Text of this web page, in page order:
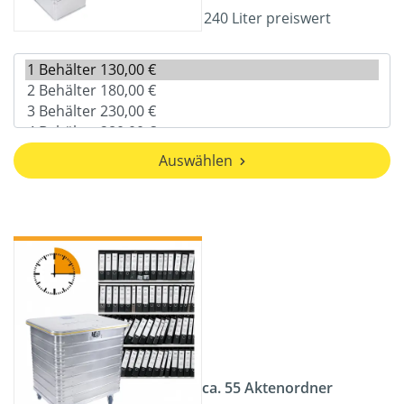
240 Liter preiswert
Auswählen
ca. 55 Aktenordner